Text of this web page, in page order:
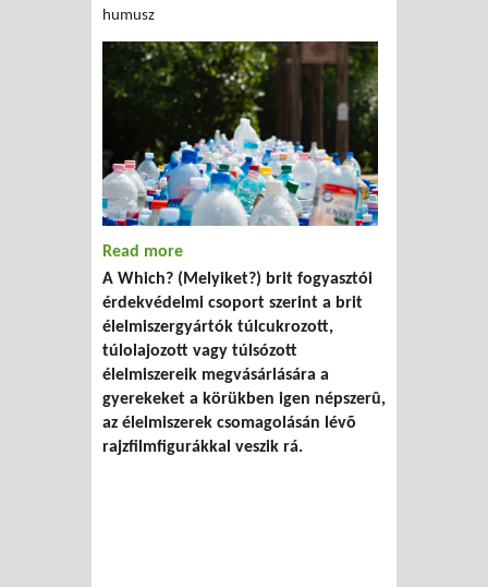
humusz
Read more
rajzfilmfigurával
A Which? (Melyiket?) brit fogyasztói
érdekvédelmi csoport szerint a brit
élelmiszergyártók túlcukrozott,
túlolajozott vagy túlsózott
élelmiszereik megvásárlására a
gyerekeket a körükben igen népszerû,
az élelmiszerek csomagolásán lévõ
rajzfilmfigurákkal veszik rá.